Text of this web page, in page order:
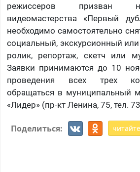
режиссеров призван
видеомастерства «Первый
необходимо самостоятельно
социальный, экскурсионный
ролик, репортаж, скетч или
Заявки принимаются до 10
проведения всех трех
обращаться в муниципальный
«Лидер» (пр-кт Ленина, 75, тел.
Поделиться: